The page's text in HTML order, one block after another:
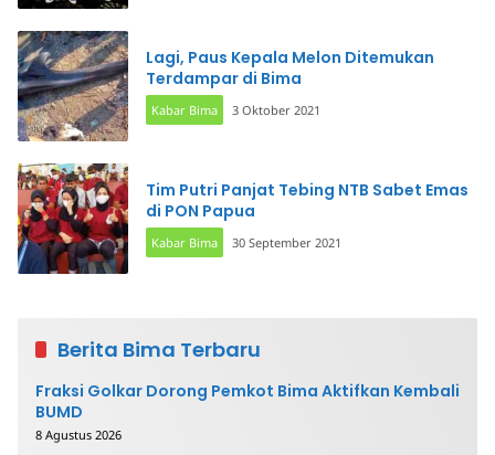
Lagi, Paus Kepala Melon Ditemukan
Terdampar di Bima
Kabar Bima 3 Oktober 2021
Tim Putri Panjat Tebing NTB Sabet Emas
di PON Papua
Kabar Bima 30 September 2021
Berita Bima Terbaru
Fraksi Golkar Dorong Pemkot Bima Aktifkan Kembali
BUMD
8 Agustus 2026